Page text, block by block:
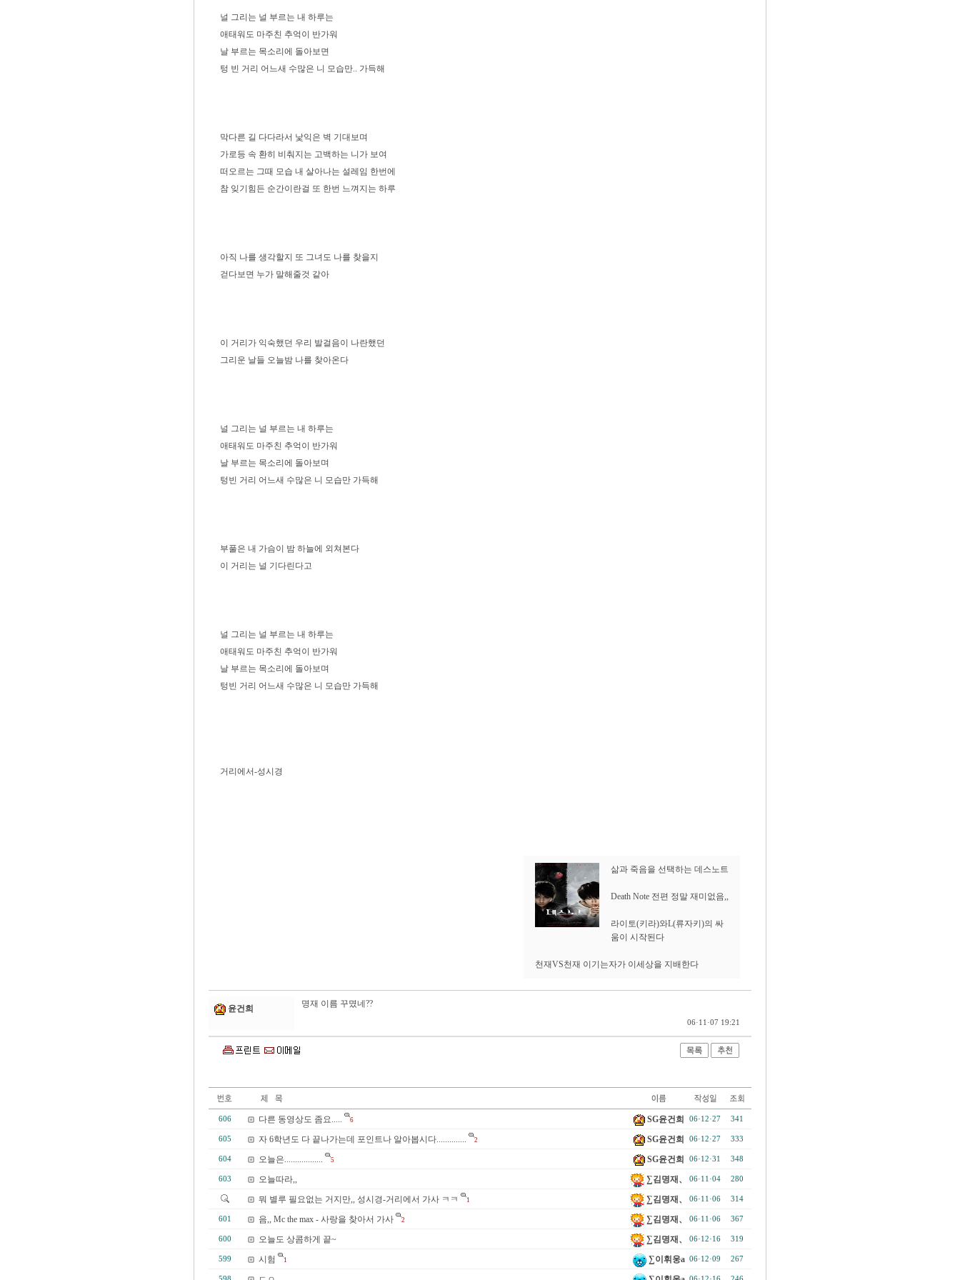
널 그리는 널 부르는 내 하루는
애태워도 마주친 추억이 반가워
날 부르는 목소리에 돌아보면
텅 빈 거리 어느새 수많은 니 모습만.. 가득해
막다른 길 다다라서 낯익은 벽 기대보며
가로등 속 환히 비춰지는 고백하는 니가 보여
떠오르는 그때 모습 내 살아나는 설레임 한번에
참 잊기힘든 순간이란걸 또 한번 느껴지는 하루
아직 나를 생각할지 또 그녀도 나를 찾을지
걷다보면 누가 말해줄것 같아
이 거리가 익숙했던 우리 발걸음이 나란했던
그리운 날들 오늘밤 나를 찾아온다
널 그리는 널 부르는 내 하루는
애태워도 마주친 추억이 반가워
날 부르는 목소리에 돌아보며
텅빈 거리 어느새 수많은 니 모습만 가득해
부풀은 내 가슴이 밤 하늘에 외쳐본다
이 거리는 널 기다린다고
널 그리는 널 부르는 내 하루는
애태워도 마주친 추억이 반가워
날 부르는 목소리에 돌아보며
텅빈 거리 어느새 수많은 니 모습만 가득해
거리에서-성시경
삶과 죽음을 선택하는 데스노트
Death Note 전편 정말 재미없음,,
라이토(키라)와L(류자키)의 싸
움이 시작된다
천재VS천재 이기는자가 이세상을 지배한다
윤건희 명재 이름 꾸몄네??
06·11·07 19:21
606 다른 동영상도 좀요..... 6 SG윤건희 06·12·27 341
605 자 6학년도 다 끝나가는데 포인트나 알아봅시다.............. 2 SG윤건희 06·12·27 333
604 오늘은.................. 5 SG윤건희 06·12·31 348
603 오늘따라,, ∑김명재、 06·11·04 280
뭐 별루 필요없는 거지만,, 성시경-거리에서 가사 ㅋㅋ 1 ∑김명재、 06·11·06 314
601 음,, Mc the max - 사랑을 찾아서 가사 2 ∑김명재、 06·11·06 367
600 오늘도 상콤하게 끝~ ∑김명재、 06·12·16 319
599 시험 1 ∑이휘웅a 06·12·09 267